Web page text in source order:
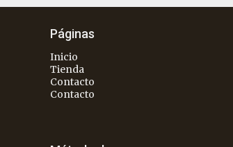
Páginas
Inicio
Tienda
Contacto
Contacto